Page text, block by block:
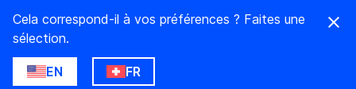
Cela correspond-il à vos préférences ? Faites une
sélection.
EN FR